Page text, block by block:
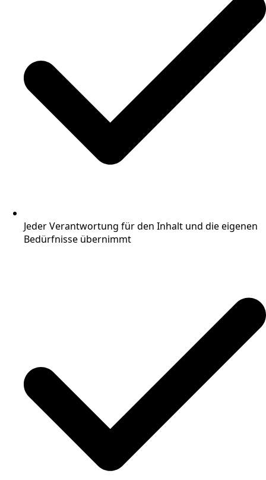
Jeder Verantwortung für den Inhalt und die eigenen
Bedürfnisse übernimmt